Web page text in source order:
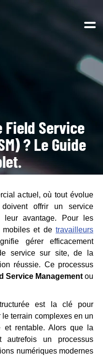
Field Service
? Le Guide
actuel, où tout évolue
doivent offrir un service
leur avantage. Pour les
mobiles et de travailleurs
gérer efficacement
service sur site, de la
réussie. Ce processus
Service Managementou
est la clé pour
terrain complexes en un
et rentable. Alors que la
un processus
numériques modernes